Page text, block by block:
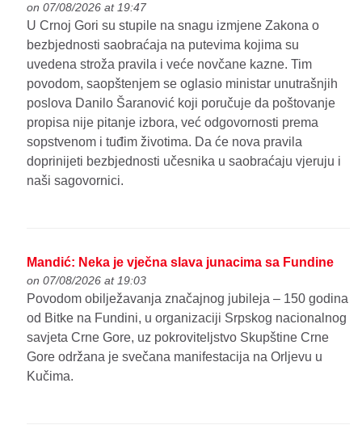
on 07/08/2026 at 19:47
U Crnoj Gori su stupile na snagu izmjene Zakona o
bezbjednosti saobraćaja na putevima kojima su
uvedena stroža pravila i veće novčane kazne. Tim
povodom, saopštenjem se oglasio ministar unutrašnjih
poslova Danilo Šaranović koji poručuje da poštovanje
propisa nije pitanje izbora, već odgovornosti prema
sopstvenom i tuđim životima. Da će nova pravila
doprinijeti bezbjednosti učesnika u saobraćaju vjeruju i
naši sagovornici.
Mandić: Neka je vječna slava junacima sa Fundine
on 07/08/2026 at 19:03
Povodom obilježavanja značajnog jubileja – 150 godina
od Bitke na Fundini, u organizaciji Srpskog nacionalnog
savjeta Crne Gore, uz pokroviteljstvo Skupštine Crne
Gore održana je svečana manifestacija na Orljevu u
Kučima.